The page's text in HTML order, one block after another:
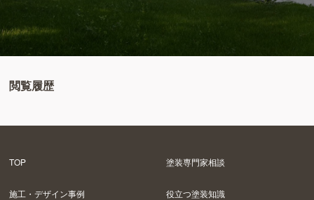
閲覧履歴
TOP 塗装専門家相談
施工・デザイン事例 役立つ塗装知識